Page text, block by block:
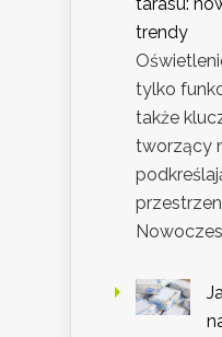
trendy
tylko
także
tworzący